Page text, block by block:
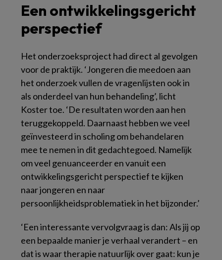
Een ontwikkelingsgericht
perspectief
Het onderzoeksproject had direct al gevolgen
voor de praktijk. ‘Jongeren die meedoen aan
het onderzoek vullen de vragenlijsten ook in
als onderdeel van hun behandeling’, licht
Koster toe. ‘De resultaten worden aan hen
teruggekoppeld. Daarnaast hebben we veel
geïnvesteerd in scholing om behandelaren
mee te nemen in dit gedachtegoed. Namelijk
om veel genuanceerder en vanuit een
ontwikkelingsgericht perspectief te kijken
naar jongeren en naar
persoonlijkheidsproblematiek in het bijzonder.’
‘Een interessante vervolgvraag is dan: Als jij op
een bepaalde manier je verhaal verandert – en
dat is waar therapie natuurlijk over gaat: kun je